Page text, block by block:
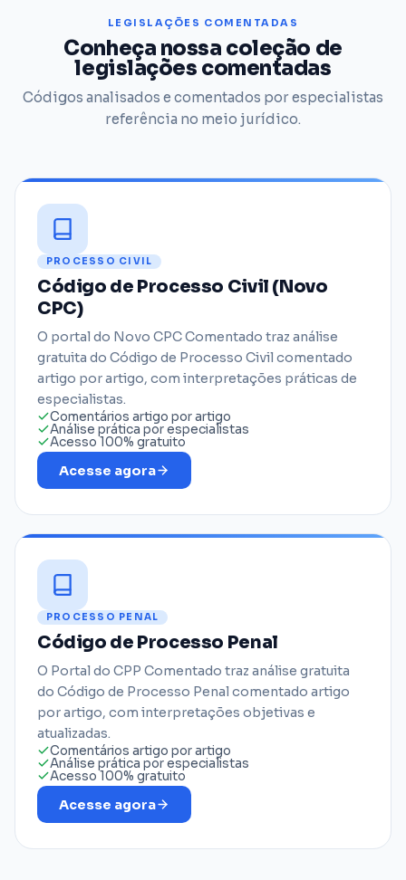
LEGISLAÇÕES COMENTADAS
Conheça nossa coleção de
legislações comentadas
Códigos analisados e comentados por especialistas
referência no meio jurídico.
PROCESSO CIVIL
Código de Processo Civil (Novo
CPC)
O portal do Novo CPC Comentado traz análise
gratuita do Código de Processo Civil comentado
artigo por artigo, com interpretações práticas de
especialistas.
Comentários artigo por artigo
Análise prática por especialistas
Acesso 100% gratuito
Acesse agora
PROCESSO PENAL
Código de Processo Penal
O Portal do CPP Comentado traz análise gratuita
do Código de Processo Penal comentado artigo
por artigo, com interpretações objetivas e
atualizadas.
Comentários artigo por artigo
Análise prática por especialistas
Acesso 100% gratuito
Acesse agora